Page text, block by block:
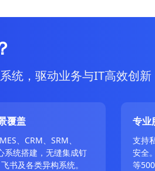
统，驱动业务与IT高效创新
覆盖
、CRM、SRM、
系统搭建，无缝集成钉
书及各类异构系统。
专业
支持
安全
等